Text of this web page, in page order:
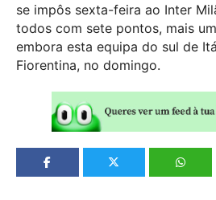
se impôs sexta-feira ao Inter
todos com sete pontos, mais
embora esta equipa do sul de
Fiorentina, no domingo.